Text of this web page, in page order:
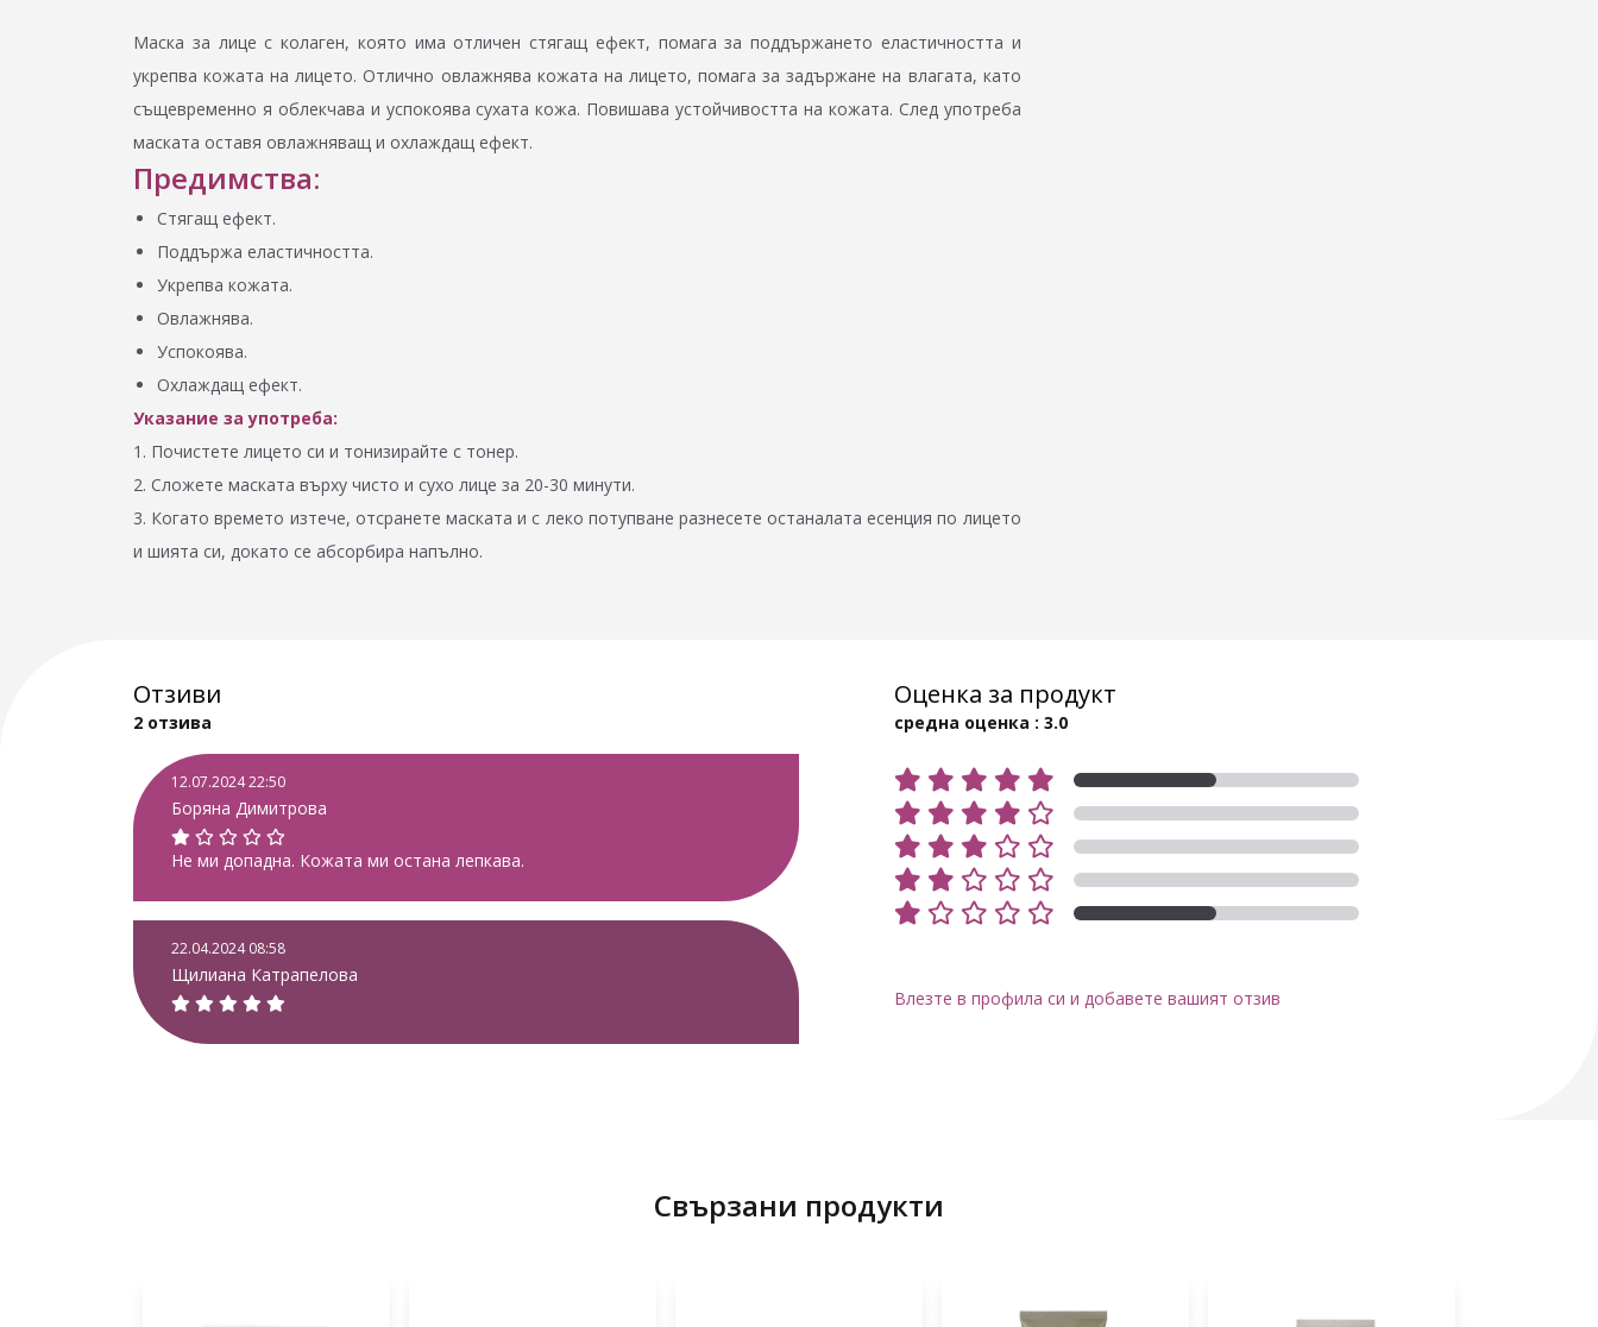
Маска за лице с колаген, която има отличен стягащ ефект, помага за поддържането еластичността и
укрепва кожата на лицето. Отлично овлажнява кожата на лицето, помага за задържане на влагата, като
същевременно я облекчава и успокоява сухата кожа. Повишава устойчивостта на кожата. След употреба
маската оставя овлажняващ и охлаждащ ефект.
Предимства:
Стягащ ефект.
Поддържа еластичността.
Укрепва кожата.
Овлажнява.
Успокоява.
Охлаждащ ефект.
Указание за употреба:
1. Почистете лицето си и тонизирайте с тонер.
2. Сложете маската върху чисто и сухо лице за 20-30 минути.
3. Когато времето изтече, отсранете маската и с леко потупване разнесете останалата есенция по лицето
и шията си, докато се абсорбира напълно.
Отзиви
2 отзива
12.07.2024 22:50
Боряна Димитрова
Не ми допадна. Кожата ми остана лепкава.
22.04.2024 08:58
Щилиана Катрапелова
Оценка за продукт
средна оценка : 3.0
Влезте в профила си и добавете вашият отзив
Свързани продукти